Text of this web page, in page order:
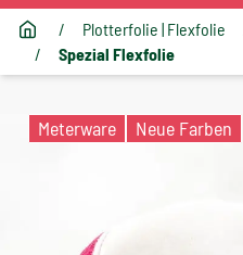
/ Plotterfolie | Flexfolie
/
Spezial Flexfolie
Meterware Neue Farben